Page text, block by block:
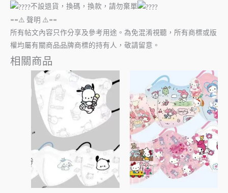
不設退貨，換碼，換款，請勿棄單
==⚠️ 聲明 ⚠️==
所有帖文內容只作分享及參考用途。為免混淆視聽，所有商標或版
權均屬有關商品品牌商標的持有人，敬請留意。
相關商品